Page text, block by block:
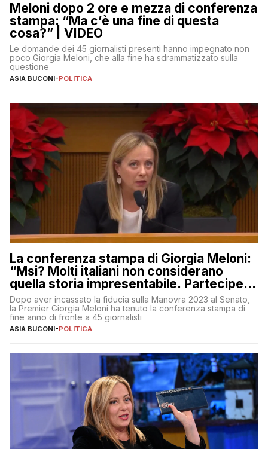
Meloni dopo 2 ore e mezza di conferenza
stampa: “Ma c’è una fine di questa
cosa?” | VIDEO
Le domande dei 45 giornalisti presenti hanno impegnato non
poco Giorgia Meloni, che alla fine ha sdrammatizzato sulla
questione
ASIA BUCONI-POLITICA
La conferenza stampa di Giorgia Meloni:
“Msi? Molti italiani non considerano
quella storia impresentabile. Parteciperò
al 25 aprile”
Dopo aver incassato la fiducia sulla Manovra 2023 al Senato,
la Premier Giorgia Meloni ha tenuto la conferenza stampa di
fine anno di fronte a 45 giornalisti
ASIA BUCONI-POLITICA